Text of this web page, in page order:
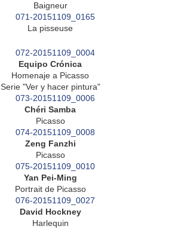
Baigneur
La pisseuse
Equipo Crónica
Homenaje a Picasso
Serie "Ver y hacer pintura"
Chéri Samba
Picasso
Zeng Fanzhi
Picasso
Yan Pei-Ming
Portrait de Picasso
David Hockney
Harlequin